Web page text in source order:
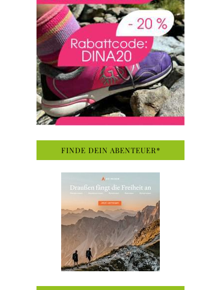
FINDE DEIN ABENTEUER*